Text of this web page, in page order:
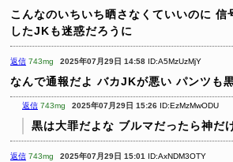
こんなのいちいち晒さなくていいのに 信
したJKも迷惑だろうに
返信 743mg 2025年07月29日 14:58 ID:A5MzUzMjY
なんで通報だよ バカJKが悪い パンツも
返信 743mg 2025年07月29日 15:26 ID:EzMzMwODU
黒は大罪だよな ブルマだったら神だ
返信 743mg 2025年07月29日 15:01 ID:AxNDM3OTY